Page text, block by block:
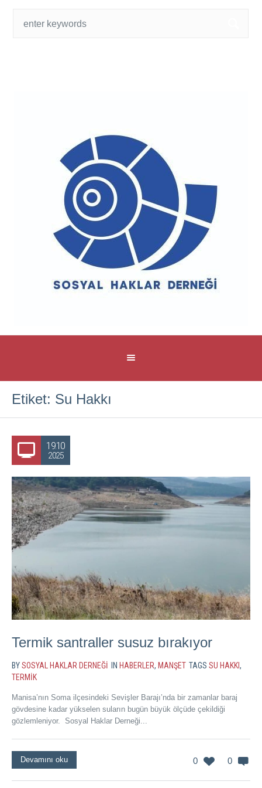
Etiket: Su Hakkı
19.10
2025
Termik santraller susuz bırakıyor
BYSOSYAL HAKLAR DERNEĞI IN HABERLER, MANŞET TAGS SU HAKKI,
TERMIK
Manisa’nın Soma ilçesindeki Sevişler Barajı’nda bir zamanlar baraj
gövdesine kadar yükselen suların bugün büyük ölçüde çekildiği
gözlemleniyor. Sosyal Haklar Derneği...
0 0
Devamını oku